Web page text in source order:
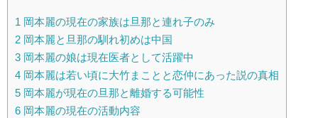
1 岡本麗の現在の家族は旦那と連れ子のみ
2 岡本麗と旦那の馴れ初めは中国
3 岡本麗の娘は現在医者として活躍中
4 岡本麗は若い頃に大竹まことと恋仲にあった説の真相
5 岡本麗が現在の旦那と離婚する可能性
6 岡本麗の現在の活動内容